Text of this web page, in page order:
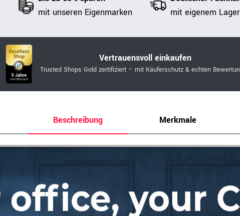
mit unseren Eigenmarken
mit eigenem Lager
Vertrauensvoll einkaufen
Trusted Shops Gold zertifiziert – mit Käuferschutz & echten
Beschreibung Merkmale